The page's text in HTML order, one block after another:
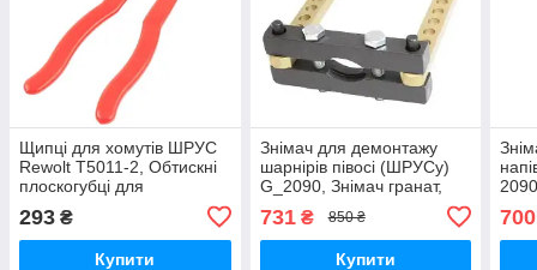
Щипці для хомутів ШРУС
Rewolt T5011-2, Обтискні
плоскогубці для
шлангових хомутів, Poland
293 ₴
Купити
Знімач для демонтажу
шарнірів півосі (ШРУСу)
G_2090, Знімач гранат,
шрусів
731₴ 850 ₴
Купити
700